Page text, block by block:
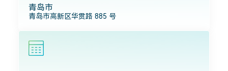
青岛市
青岛市高新区华贯路 885 号